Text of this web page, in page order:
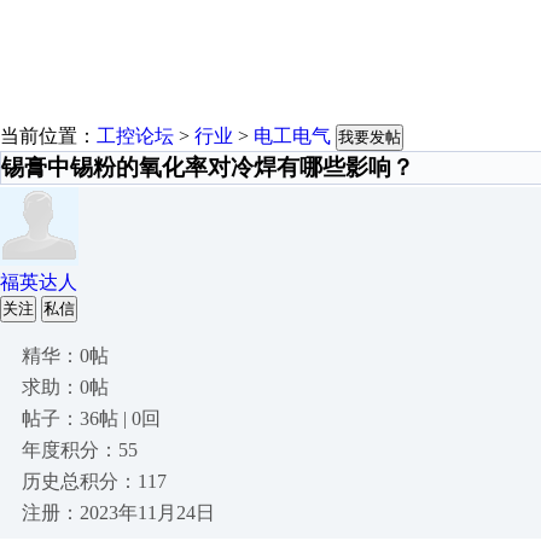
当前位置： 工控论坛 > 行业 > 电工电气 我要发帖
锡膏中锡粉的氧化率对冷焊有哪些影响？
福英达人
关注 私信
精华：0帖
求助：0帖
帖子：36帖 | 0回
年度积分：55
历史总积分：117
注册：2023年11月24日